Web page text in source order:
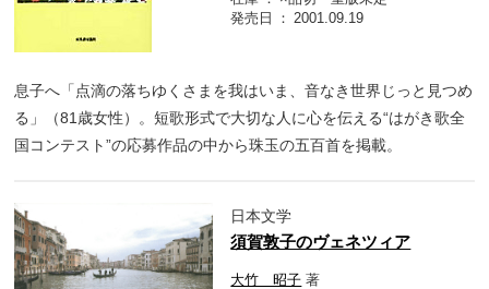
発売日
2001.09.19
息子へ「点滴の落ちゆくさまを我はいま、音なき世界じっと見つめ
る」（81歳女性）。短歌形式で大切な人に心を伝える“はがき歌全
国コンテスト”の応募作品の中から珠玉の五百首を掲載。
日本文学
須賀敦子のヴェネツィア
大竹 昭子 著